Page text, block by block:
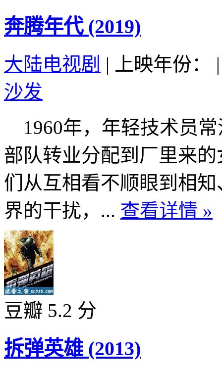
奔腾年代 (2019)
大陆电视剧 | 上映年份：
|
沙发
1960年，年轻技术员
部队转业分配到厂里来
们从互相看不顺眼到相
界的干扰，... 查看详情 »
豆瓣 5.2 分
拆弹英雄 (2013)